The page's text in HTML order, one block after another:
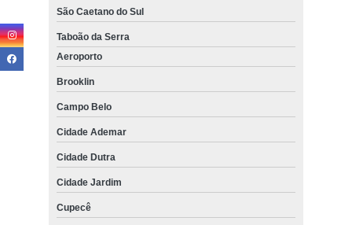
São Caetano do Sul
Taboão da Serra
Aeroporto
Brooklin
Campo Belo
Cidade Ademar
Cidade Dutra
Cidade Jardim
Cupecê